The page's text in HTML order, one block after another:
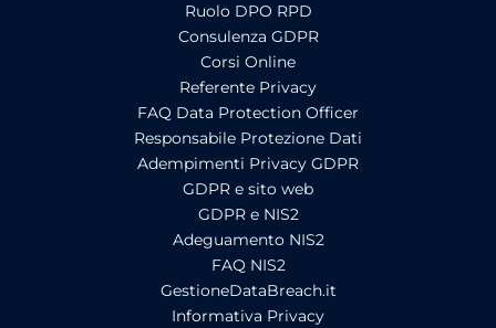
Ruolo DPO RPD
Consulenza GDPR
Corsi Online
Referente Privacy
FAQ Data Protection Officer
Responsabile Protezione Dati
Adempimenti Privacy GDPR
GDPR e sito web
GDPR e NIS2
Adeguamento NIS2
FAQ NIS2
GestioneDataBreach.it
Informativa Privacy